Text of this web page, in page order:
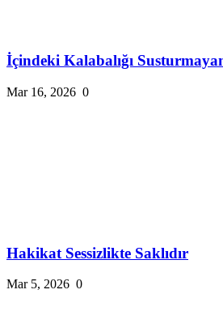
İçindeki Kalabalığı
Mar 16, 2026 0
Hakikat Sessizlikte Saklıdır
Mar 5, 2026 0